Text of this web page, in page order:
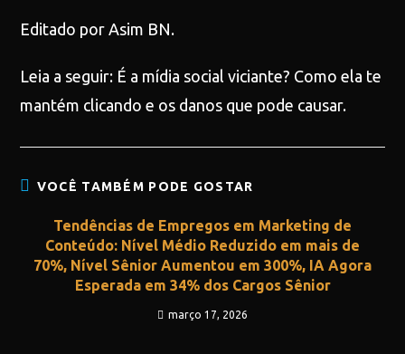
Editado por Asim BN.
Leia a seguir: É a mídia social viciante? Como ela te
mantém clicando e os danos que pode causar.
VOCÊ TAMBÉM PODE GOSTAR
Tendências de Empregos em Marketing de
Conteúdo: Nível Médio Reduzido em mais de
70%, Nível Sênior Aumentou em 300%, IA Agora
Esperada em 34% dos Cargos Sênior
março 17, 2026